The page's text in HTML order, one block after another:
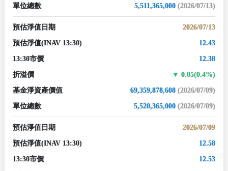
單位總數 5,511,365,000 (2026/07/13)
預估淨值日期 2026/07/13
預估淨值(INAV 13:30) 12.43
13:30市價 12.38
折溢價 0.05(0.4%)
基金淨資產價值 69,359,878,608 (2026/07/09)
單位總數 5,520,365,000 (2026/07/09)
預估淨值日期 2026/07/09
預估淨值(INAV 13:30) 12.58
13:30市價 12.53